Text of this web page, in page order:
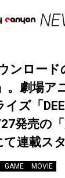
ンロード
。劇場ア
ズ「
発売の
て連載ス
GAME MOVIE